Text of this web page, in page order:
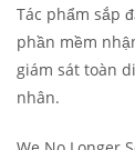
Tác phẩm sắp
phần mềm
giám sát toàn
nhân.